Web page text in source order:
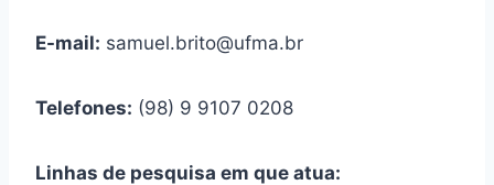
E-mail: samuel.brito@ufma.br
Telefones: (98) 9 9107 0208
Linhas de pesquisa em que atua: